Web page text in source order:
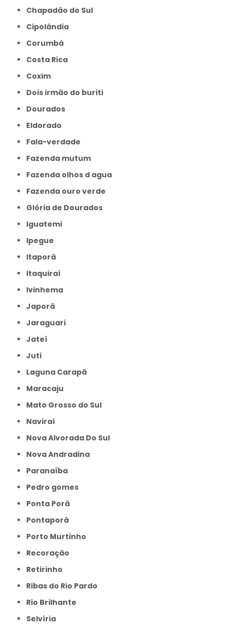
Chapadão do Sul
Cipolândia
Corumbá
Costa Rica
Coxim
Dois irmão do buriti
Dourados
Eldorado
Fala-verdade
Fazenda mutum
Fazenda olhos d agua
Fazenda ouro verde
Glória de Dourados
Iguatemi
Ipegue
Itaporã
Itaquiraí
Ivinhema
Japorã
Jaraguari
Jateí
Juti
Laguna Carapã
Maracaju
Mato Grosso do Sul
Naviraí
Nova Alvorada Do Sul
Nova Andradina
Paranaíba
Pedro gomes
Ponta Porã
Pontaporâ
Porto Murtinho
Recoração
Retirinho
Ribas do Rio Pardo
Rio Brilhante
Selvíria